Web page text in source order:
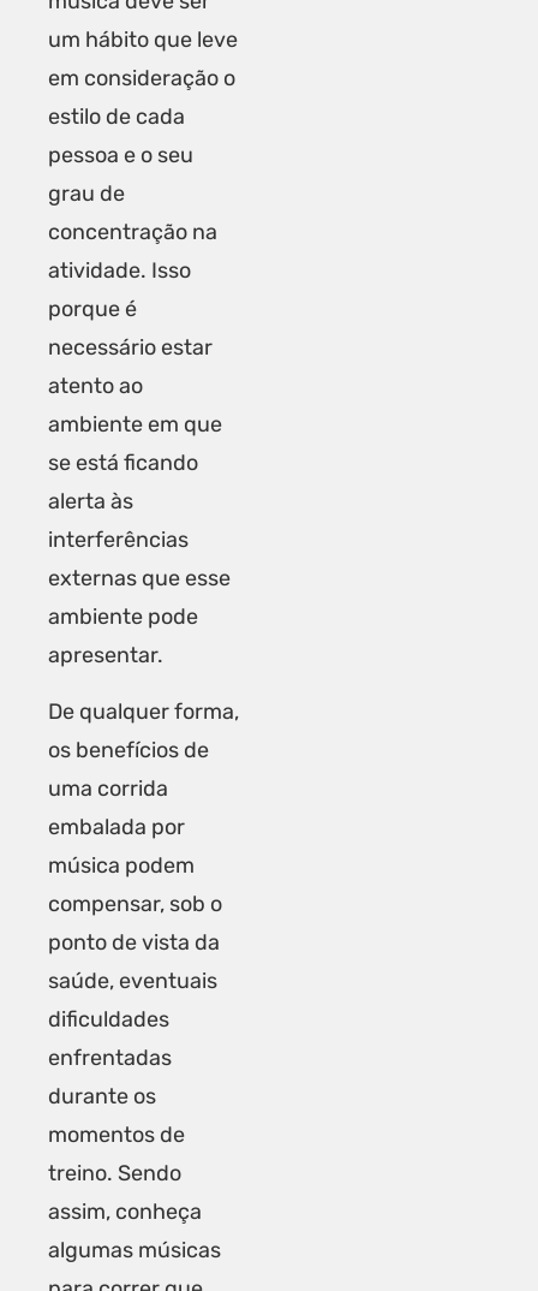
um hábito que leve
em consideração o
estilo de cada
pessoa e o seu
grau de
concentração na
atividade. Isso
porque é
necessário estar
atento ao
ambiente em que
se está ficando
alerta às
interferências
externas que esse
ambiente pode
apresentar.
De qualquer forma,
os benefícios de
uma corrida
embalada por
música podem
compensar, sob o
ponto de vista da
saúde, eventuais
dificuldades
enfrentadas
durante os
momentos de
treino. Sendo
assim, conheça
algumas músicas